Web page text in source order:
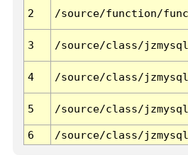
2 /source/function/
3 /source/class/
4 /source/class/
5 /source/class/
6 /source/class/